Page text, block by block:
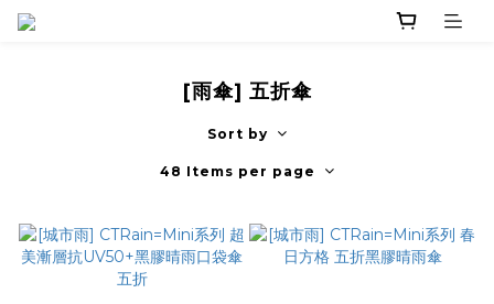
[雨傘] 五折傘
Sort by
48 Items per page